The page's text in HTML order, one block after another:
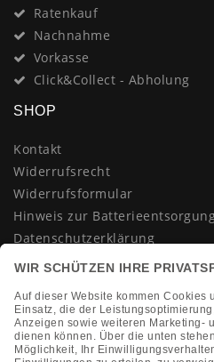
Ratenkauf
Nachnahme
Vorkasse
Click&Collect - Abholung
SHOP
Kontakt
Widerrufsrecht
Widerrufsformular
Hinweis zur
Datenschutzerklärung
AGB
Vertrag widerrufen
KONTAKT